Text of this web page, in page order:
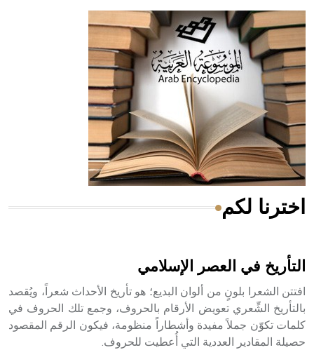
- هل تعلم أن أبقراط كتب في الطب أربعة مؤلفات هي:
الحكم، الأدلة، تنظيم التغذية، ورسالته في جروح الرأس. ويعود
له الفضل بأنه حرر الطب من الدين والفلسفة.
- هل تعلم أن المرجان إفراز حيواني يتكون في البحر ويتركب
من مادة كربونات الكلسيوم، وهو أحمر أو شديد الحمرة وهو
أجود أنواعه، ويمتاز بكبر الحجم ويسمى الش
هل تعلم أن الأبسيد كلمة فرنسية اللفظ تم اعتمادها مصطلحاً
- هل تعلم أن أبجر Abgar اسم معروف جيداً يعود إلى عدد من
الملوك الذين حكموا مدينة إديسا (الرها) من أبجر الأول وحتى
اخترنا لكم
التأريخ في العصر الإسلامي
افتتن الشعرا بلونٍ من ألوان البديع؛ هو تأريخ الأحداث شعراً، ويُقصد
بالتأريخ الشِّعري تعويض الأرقام بالحروف، وجمع تلك الحروف في
كلمات تكوّن جملاً مفيدة وأشطاراً منظومة، فيكون الرقم المقصود
حصيلة المقادير العددية التي أُعطيت للحروف.